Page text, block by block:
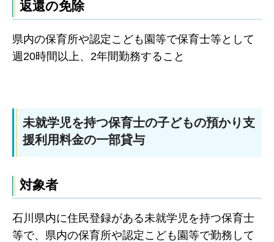
返還の免除
県内の保育所や認定こども園等で保育士等として
週20時間以上、2年間勤務すること
未就学児を持つ保育士の子どもの預かり支
援利用料金の一部貸与
対象者
石川県内に住民登録がある未就学児を持つ保育士
等で、県内の保育所や認定こども園等で勤務して